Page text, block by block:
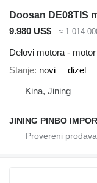
Doosan DE08TIS
9.980 US$
≈
Delovi motora - motor
Stanje novi
dizel
Kina, Jining
JINING PINBO